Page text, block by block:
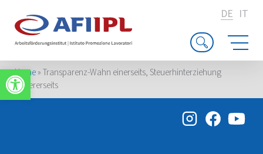
Werkzeugleiste öffnen
DE IT
Home»Transparenz-Wahn einerseits, Steuerhinterziehung
andererseits